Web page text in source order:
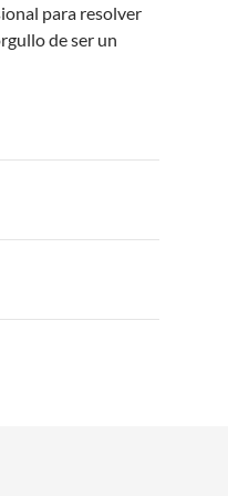
para resolver
de ser un